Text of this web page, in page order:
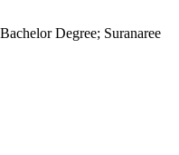
Degree; Suranaree